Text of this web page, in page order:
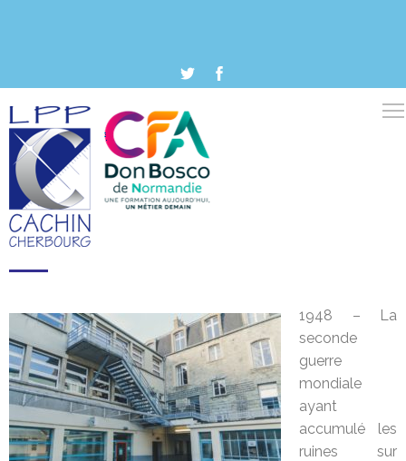
1948 – La
seconde
guerre
mondiale
ayant
accumulé les
ruines sur